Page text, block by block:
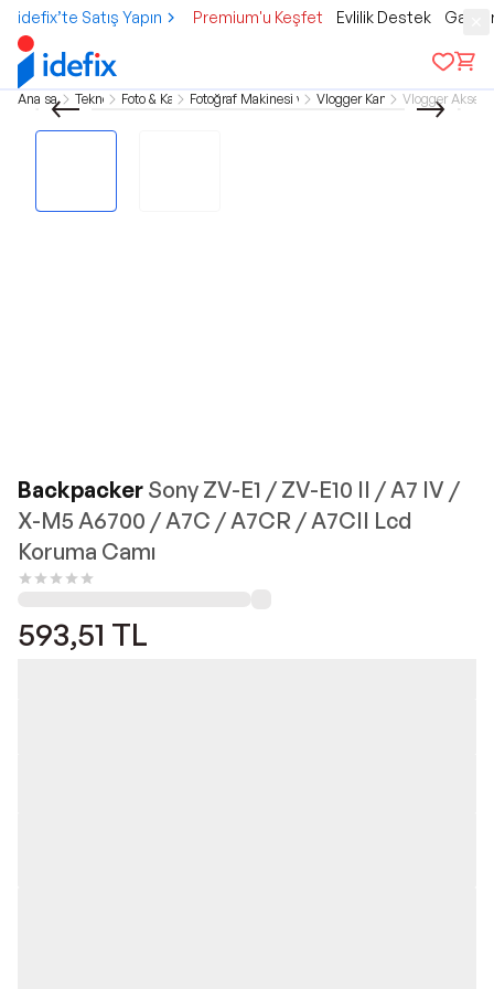
idefix’te Satış Yapın Premium'u Keşfet Evlilik Destek
Ana sayfa TeknolojiFoto & KameraFotoğraf Makinesi ve KameraVlogger KameralarVlogger
Backpacker Sony ZV-E1 / ZV-E10 II / A7 IV /
X-M5 A6700 / A7C / A7CR / A7CII Lcd
Koruma Camı
593,51 TL